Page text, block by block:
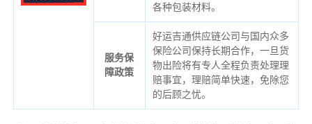
各种包装材料。
服务保
障政策
好运吉通供应链公司与国内众多
保险公司保持长期合作，一旦货
物出险将有专人全程负责处理理
赔事宜，理赔简单快速，免除您
的后顾之忧。